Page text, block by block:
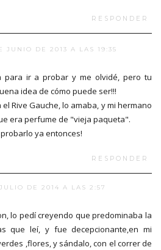
RESPONDER
JUNIO DE 2013 A LAS 19:35
para ir a probar y me olvidé, pero tu
idea de cómo puede ser!!!
Rive Gauche, lo amaba, y mi hermano
era perfume de "vieja paqueta".
ya entonces!
RESPONDER
DE 2014 A LAS 2:57
lo pedí creyendo que predominaba la
que leí, y fue decepcionante,en mi
,flores, y sándalo, con el correr de